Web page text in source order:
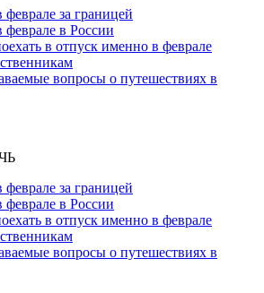
феврале за границей
феврале в России
в отпуск именно в феврале
вопросы о путешествиях в
феврале за границей
феврале в России
в отпуск именно в феврале
вопросы о путешествиях в